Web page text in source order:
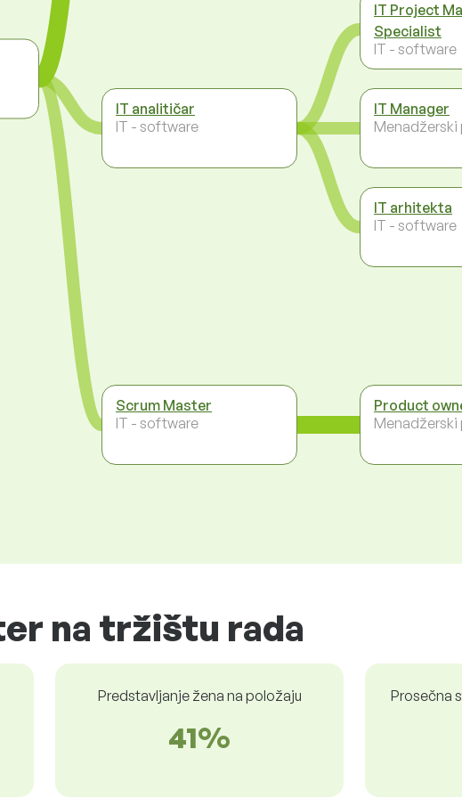
IT analitičar
IT - software
Scrum Master
IT - software
IT Project
Specialist
IT - software
IT Manager
Menadžerski
IT arhitekta
IT - software
Product
Menadžerski
na tržištu rada
Predstavljanje žena na položaju
41%
Prosečna